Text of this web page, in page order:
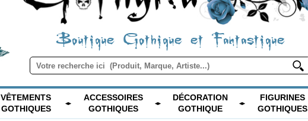
Boutique Gothique et Fantastique
VÊTEMENTS
GOTHIQUES
ACCESSOIRES
GOTHIQUES
DÉCORATION
GOTHIQUE
FIGURINES
GOTHIQUES